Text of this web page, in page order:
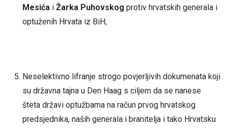
Mesića i Žarka Puhovskog protiv hrvatskih generala i
optuženih Hrvata iz BiH;
Neselektivno lifranje strogo povjerljivih dokumenata koji
su državna tajna u Den Haag s ciljem da se nanese
šteta državi optužbama na račun prvog hrvatskog
predsjednika, naših generala i branitelja i tako Hrvatsku